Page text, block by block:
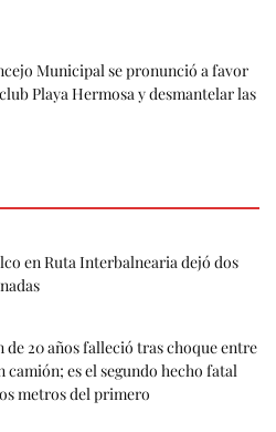
Municipal se pronunció a favor
Playa Hermosa y desmantelar las
en Ruta Interbalnearia dejó dos
de 20 años falleció tras choque entre
camión; es el segundo hecho fatal
metros del primero